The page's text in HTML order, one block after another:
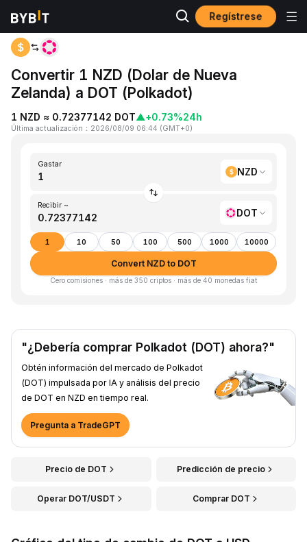
Regístrese
Inicio NZD to DOT
Convertir 1 NZD (Dolar de Nueva
Zelanda) a DOT (Polkadot)
1 NZD ≈ 0.72377142 DOT▲+0.73%24h
Última actualización ： 2026/08/09 06:44 (GMT+0)
Gastar
NZD
Recibir ~
DOT
1 10 50 100 500 1000 10000
Convert NZD to DOT
Cero comisiones · más de 350 criptos · más de 40 monedas fiat
"¿Debería comprar Polkadot (DOT) ahora?"
Obtén información del mercado de Polkadot
(DOT) impulsada por IA y análisis del precio
de DOT en NZD en tiempo real.
Pregunta a TradeGPT
Precio de DOT Predicción de precio
Operar DOT/USDT Comprar DOT